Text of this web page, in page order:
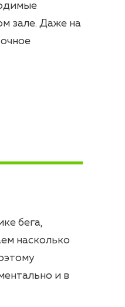
зале. Даже на
бега,
насколько
и в